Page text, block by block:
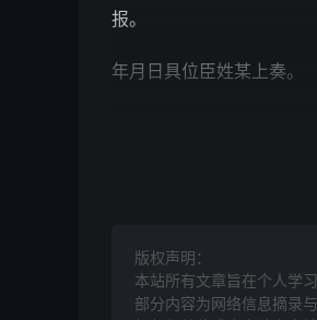
报。
年月日具位臣姓某上奏。
可漏式
版权声明：
本站所有文章旨在个人学
部分内容为网络信息摘录